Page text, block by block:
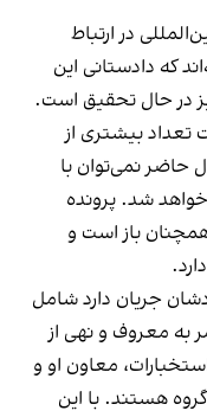
در ارتباط
که دادستانی این
در حال تحقیق است.
تعداد بیشتری از
حاضر نمی‌توان با
شد. پرونده
باز است و
جریان دارد شامل
به معروف و نهی از
معاون او و
هستند. با این